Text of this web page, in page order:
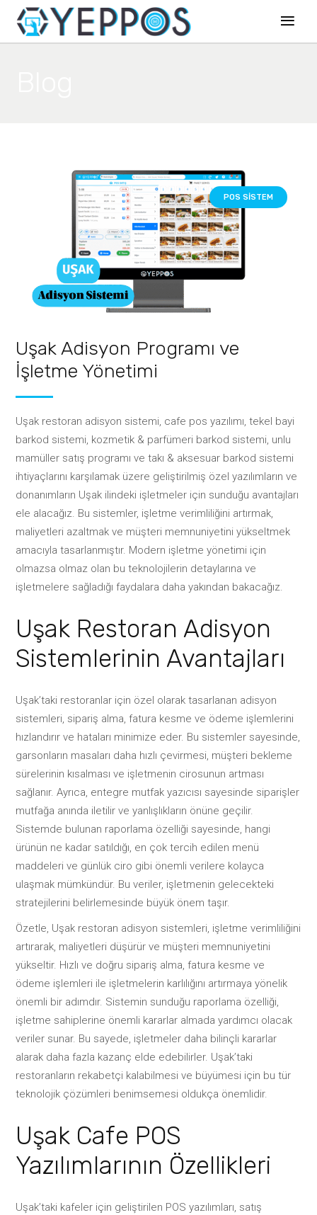
POS SISTEM
Uşak Adisyon Programı ve
İşletme Yönetimi
Uşak restoran adisyon sistemi, cafe pos yazılımı, tekel bayi
barkod sistemi, kozmetik & parfümeri barkod sistemi, unlu
mamüller satış programı ve takı & aksesuar barkod sistemi
ihtiyaçlarını karşılamak üzere geliştirilmiş özel yazılımların ve
donanımların Uşak ilindeki işletmeler için sunduğu avantajları
ele alacağız. Bu sistemler, işletme verimliliğini artırmak,
maliyetleri azaltmak ve müşteri memnuniyetini yükseltmek
amacıyla tasarlanmıştır. Modern işletme yönetimi için
olmazsa olmaz olan bu teknolojilerin detaylarına ve
işletmelere sağladığı faydalara daha yakından bakacağız.
Uşak Restoran Adisyon
Sistemlerinin Avantajları
Uşak’taki restoranlar için özel olarak tasarlanan adisyon
sistemleri, sipariş alma, fatura kesme ve ödeme işlemlerini
hızlandırır ve hataları minimize eder. Bu sistemler sayesinde,
garsonların masaları daha hızlı çevirmesi, müşteri bekleme
sürelerinin kısalması ve işletmenin cirosunun artması
sağlanır. Ayrıca, entegre mutfak yazıcısı sayesinde siparişler
mutfağa anında iletilir ve yanlışlıkların önüne geçilir.
Sistemde bulunan raporlama özelliği sayesinde, hangi
ürünün ne kadar satıldığı, en çok tercih edilen menü
maddeleri ve günlük ciro gibi önemli verilere kolayca
ulaşmak mümkündür. Bu veriler, işletmenin gelecekteki
stratejilerini belirlemesinde büyük önem taşır.
Özetle, Uşak restoran adisyon sistemleri, işletme verimliliğini
artırarak, maliyetleri düşürür ve müşteri memnuniyetini
yükseltir. Hızlı ve doğru sipariş alma, fatura kesme ve
ödeme işlemleri ile işletmelerin karlılığını artırmaya yönelik
önemli bir adımdır. Sistemin sunduğu raporlama özelliği,
işletme sahiplerine önemli kararlar almada yardımcı olacak
veriler sunar. Bu sayede, işletmeler daha bilinçli kararlar
alarak daha fazla kazanç elde edebilirler. Uşak’taki
restoranların rekabetçi kalabilmesi ve büyümesi için bu tür
teknolojik çözümleri benimsemesi oldukça önemlidir.
Uşak Cafe POS
Yazılımlarının Özellikleri
Uşak’taki kafeler için geliştirilen POS yazılımları, satış